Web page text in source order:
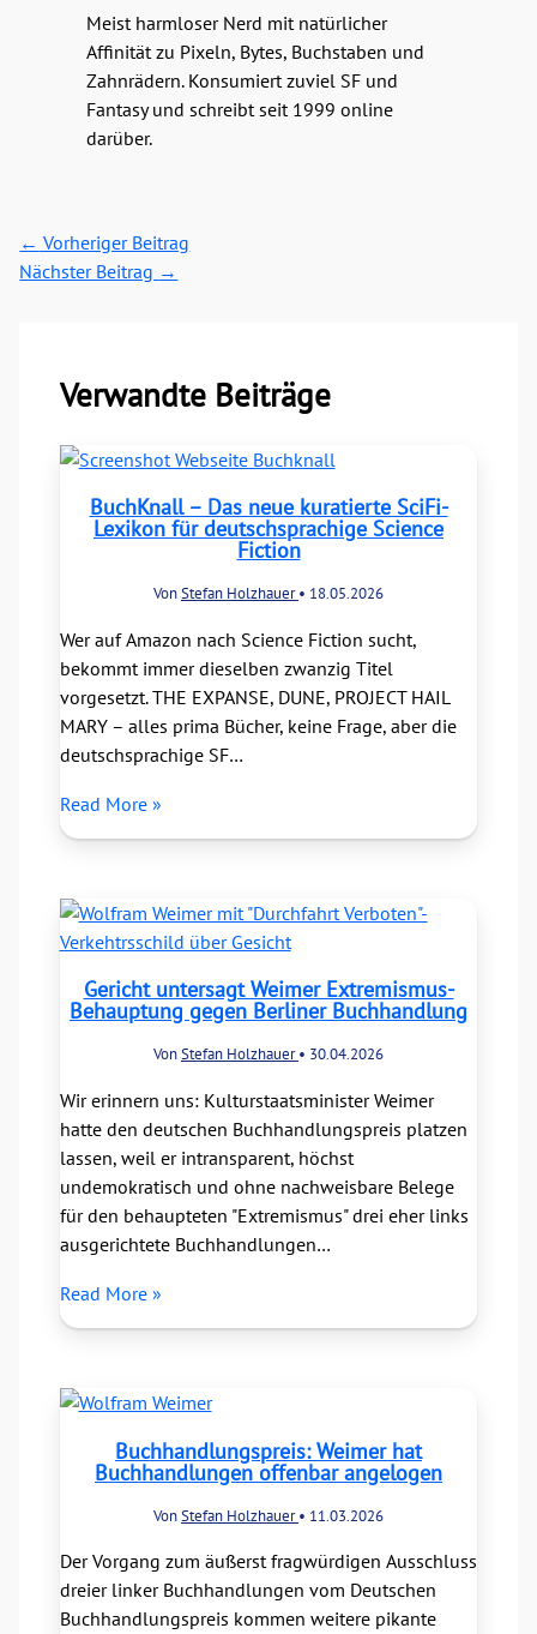
Meist harmloser Nerd mit natürlicher
Affinität zu Pixeln, Bytes, Buchstaben und
Zahnrädern. Konsumiert zuviel SF und
Fantasy und schreibt seit 1999 online
darüber.
← Vorheriger Beitrag
Nächster Beitrag →
Verwandte Beiträge
BuchKnall – Das neue kuratierte SciFi-
Lexikon für deutschsprachige Science
Fiction
VonStefan Holzhauer• 18.05.2026
Wer auf Amazon nach Science Fiction sucht,
bekommt immer dieselben zwanzig Titel
vorgesetzt. THE EXPANSE, DUNE, PROJECT HAIL
MARY – alles prima Bücher, keine Frage, aber die
deutschsprachige SF…
Read More »
Gericht untersagt Weimer Extremismus-
Behauptung gegen Berliner Buchhandlung
VonStefan Holzhauer• 30.04.2026
Wir erinnern uns: Kulturstaatsminister Weimer
hatte den deutschen Buchhandlungspreis platzen
lassen, weil er intransparent, höchst
undemokratisch und ohne nachweisbare Belege
für den behaupteten "Extremismus" drei eher links
ausgerichtete Buchhandlungen…
Read More »
Buchhandlungspreis: Weimer hat
Buchhandlungen offenbar angelogen
VonStefan Holzhauer• 11.03.2026
Der Vorgang zum äußerst fragwürdigen Ausschluss
dreier linker Buchhandlungen vom Deutschen
Buchhandlungspreis kommen weitere pikante